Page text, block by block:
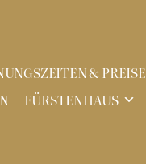
& PREISE
FÜRSTENHAUS